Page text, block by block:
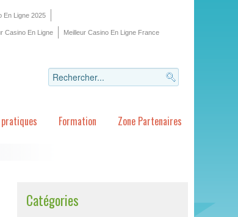
En Ligne 2025
Casino En Ligne Meilleur Casino En Ligne France
Formation Zone Partenaires
Catégories